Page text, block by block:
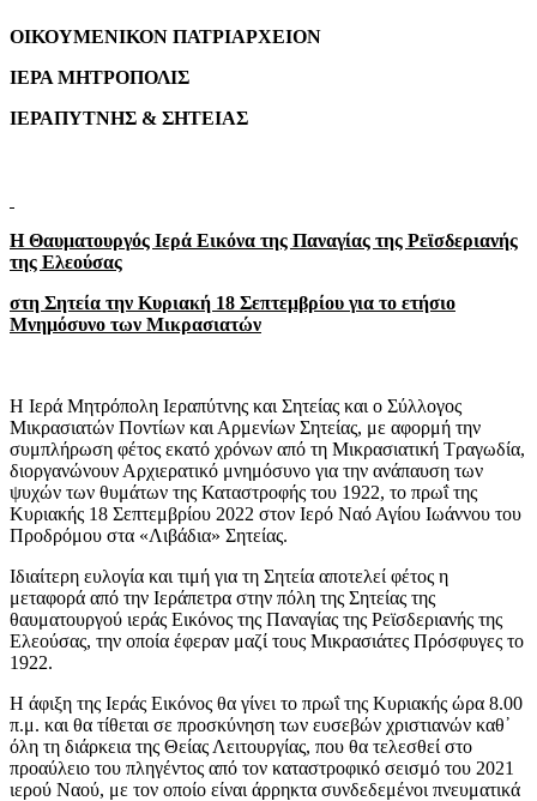
ΟΙΚΟΥΜΕΝΙΚΟΝ ΠΑΤΡΙΑΡΧΕΙΟΝ
ΙΕΡΑ ΜΗΤΡΟΠΟΛΙΣ
ΙΕΡΑΠΥΤΝΗΣ & ΣΗΤΕΙΑΣ
Η Θαυματουργός Ιερά Εικόνα της Παναγίας της Ρεϊσδεριανής
της Ελεούσας
στη Σητεία την Κυριακή 18 Σεπτεμβρίου για το ετήσιο
Μνημόσυνο των Μικρασιατών
Η Ιερά Μητρόπολη Ιεραπύτνης και Σητείας και ο Σύλλογος
Μικρασιατών Ποντίων και Αρμενίων Σητείας, με αφορμή την
συμπλήρωση φέτος εκατό χρόνων από τη Μικρασιατική Τραγωδία,
διοργανώνουν Αρχιερατικό μνημόσυνο για την ανάπαυση των
ψυχών των θυμάτων της Καταστροφής του 1922, το πρωΐ της
Κυριακής 18 Σεπτεμβρίου 2022 στον Ιερό Ναό Αγίου Ιωάννου του
Προδρόμου στα «Λιβάδια» Σητείας.
Ιδιαίτερη ευλογία και τιμή για τη Σητεία αποτελεί φέτος η
μεταφορά από την Ιεράπετρα στην πόλη της Σητείας της
θαυματουργού ιεράς Εικόνος της Παναγίας της Ρεϊσδεριανής της
Ελεούσας, την οποία έφεραν μαζί τους Μικρασιάτες Πρόσφυγες το
1922.
Η άφιξη της Ιεράς Εικόνος θα γίνει το πρωΐ της Κυριακής ώρα 8.00
π.μ. και θα τίθεται σε προσκύνηση των ευσεβών χριστιανών καθ᾽
όλη τη διάρκεια της Θείας Λειτουργίας, που θα τελεσθεί στο
προαύλειο του πληγέντος από τον καταστροφικό σεισμό του 2021
ιερού Ναού, με τον οποίο είναι άρρηκτα συνδεδεμένοι πνευματικά